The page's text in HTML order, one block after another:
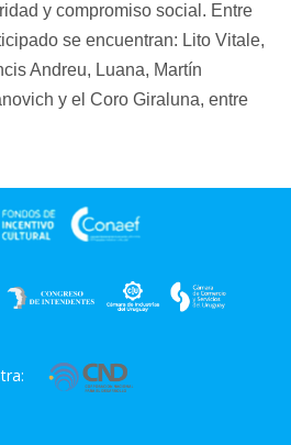
y compromiso social. Entre
se encuentran: Lito Vitale,
Andreu, Luana, Martín
y el Coro Giraluna, entre